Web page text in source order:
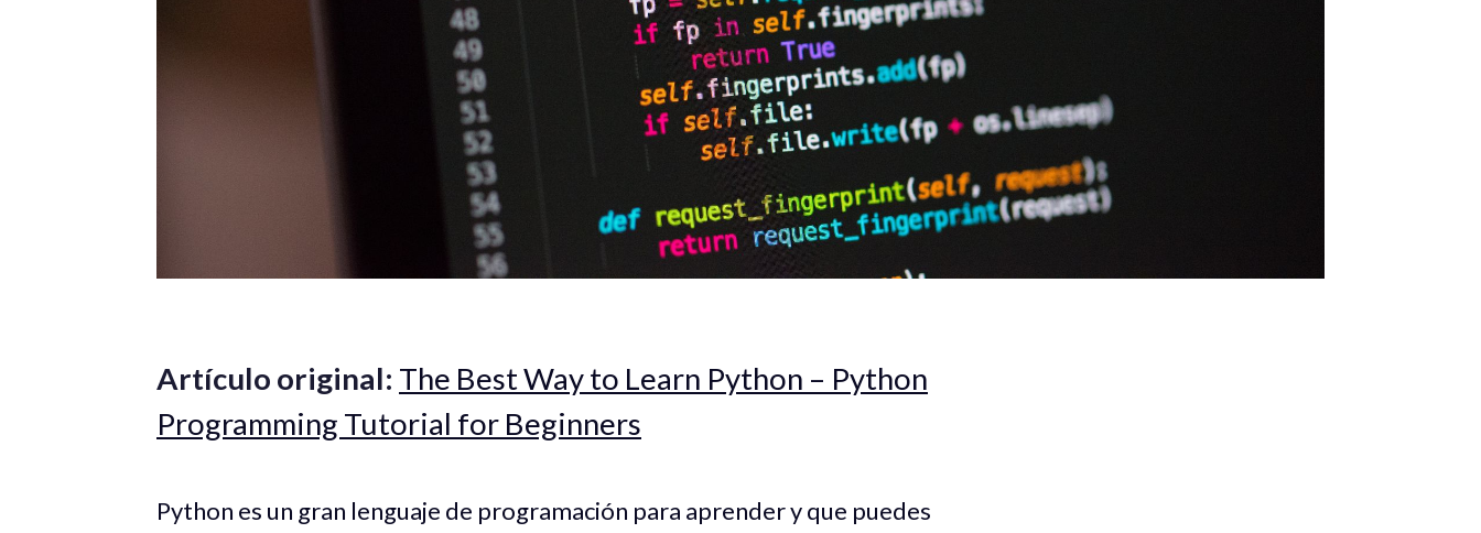
Artículo original: The Best Way to Learn Python – Python
Programming Tutorial for Beginners
Python es un gran lenguaje de programación para aprender y que puedes